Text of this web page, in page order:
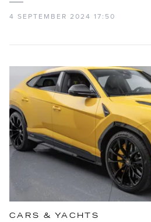
4 SEPTEMBER 2024 17:50
CARS & YACHTS